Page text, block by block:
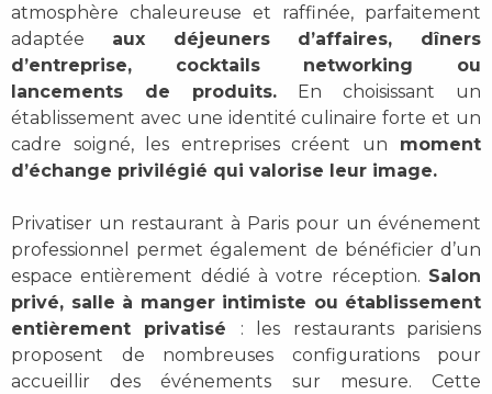
atmosphère chaleureuse et raffinée, parfaitement
adaptée aux déjeuners d’affaires, dîners
d’entreprise, cocktails networking ou
lancements de produits. En choisissant un
établissement avec une identité culinaire forte et un
cadre soigné, les entreprises créent un moment
d’échange privilégié qui valorise leur image.
Privatiser un restaurant à Paris pour un événement
professionnel permet également de bénéficier d’un
espace entièrement dédié à votre réception. Salon
privé, salle à manger intimiste ou établissement
entièrement privatisé : les restaurants parisiens
proposent de nombreuses configurations pour
accueillir des événements sur mesure. Cette